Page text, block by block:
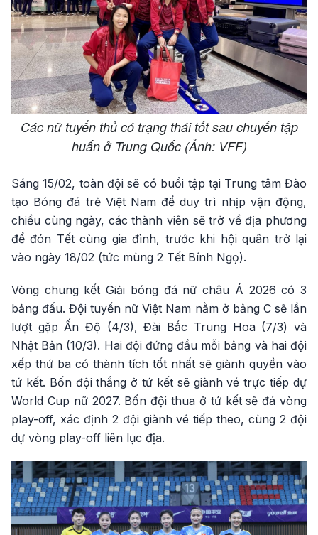
Các nữ tuyển thủ có trạng thái tốt sau chuyến tập
huấn ở Trung Quốc (Ảnh: VFF)
Sáng 15/02, toàn đội sẽ có buổi tập tại Trung tâm Đào
tạo Bóng đá trẻ Việt Nam để duy trì nhịp vận động,
chiều cùng ngày, các thành viên sẽ trở về địa phương
để đón Tết cùng gia đình, trước khi hội quân trở lại
vào ngày 18/02 (tức mùng 2 Tết Bính Ngọ).
Vòng chung kết Giải bóng đá nữ châu Á 2026 có 3
bảng đấu. Đội tuyển nữ Việt Nam nằm ở bảng C sẽ lần
lượt gặp Ấn Độ (4/3), Đài Bắc Trung Hoa (7/3) và
Nhật Bản (10/3). Hai đội đứng đầu mỗi bảng và hai đội
xếp thứ ba có thành tích tốt nhất sẽ giành quyền vào
tứ kết. Bốn đội thắng ở tứ kết sẽ giành vé trực tiếp dự
World Cup nữ 2027. Bốn đội thua ở tứ kết sẽ đá vòng
play-off, xác định 2 đội giành vé tiếp theo, cùng 2 đội
dự vòng play-off liên lục địa.